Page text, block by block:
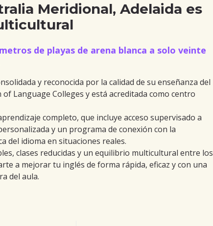
Meridional, Adelaida es
de playas de arena blanca a solo veinte
y reconocida por la calidad de su enseñanza del
Language Colleges y está acreditada como centro
completo, que incluye acceso supervisado a
y un programa de conexión con la
del idioma en situaciones reales.
clases reducidas y un equilibrio multicultural entre los
a mejorar tu inglés de forma rápida, eficaz y con una
del aula.